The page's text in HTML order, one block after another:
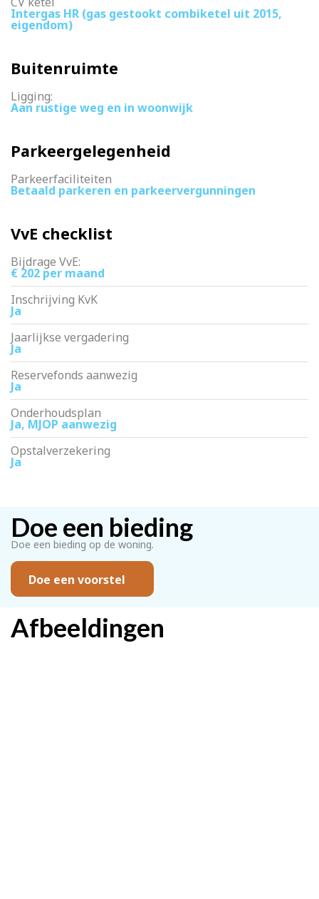
Intergas HR (gas gestookt combiketel uit 2015,
eigendom)
Buitenruimte
Ligging:
Aan rustige weg en in woonwijk
Parkeergelegenheid
Parkeerfaciliteiten
Betaald parkeren en parkeervergunningen
VvE checklist
Bijdrage VvE:
€ 202 per maand
Inschrijving KvK
Ja
Jaarlijkse vergadering
Ja
Reservefonds aanwezig
Ja
Onderhoudsplan
Ja, MJOP aanwezig
Opstalverzekering
Ja
Doe een bieding
Doe een bieding op de woning.
Doe een voorstel
Afbeeldingen